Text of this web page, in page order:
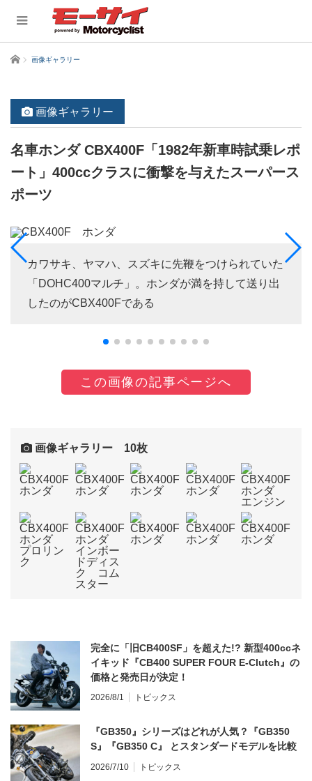
ホーム 画像ギャラリー
画像ギャラリー
名車ホンダ CBX400F「1982年新車時試乗レポ
ート」400ccクラスに衝撃を与えたスーパース
ポーツ
カワサキ、ヤマハ、スズキに先鞭をつけられていた
「DOHC400マルチ」。ホンダが満を持して送り出
したのがCBX400Fである
この画像の記事ページへ
画像ギャラリー 10枚
完全に「旧CB400SF」を超えた!? 新型400ccネ
イキッド『CB400 SUPER FOUR E-Clutch』の
価格と発売日が決定！
2026/8/1 トピックス
『GB350』シリーズはどれが人気？『GB350
S』『GB350 C』 とスタンダードモデルを比較
2026/7/10 トピックス